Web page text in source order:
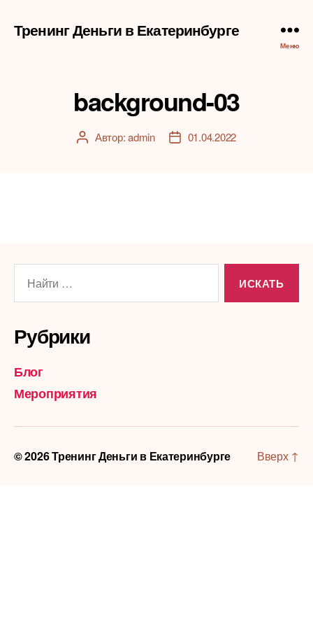
Тренинг Деньги в Екатеринбурге
Меню
background-03
АвторАвтор:admin
Дата01.04.2022
Рубрики
Блог
Мероприятия
© 2026Тренинг Деньги в Екатеринбурге Вверх ↑